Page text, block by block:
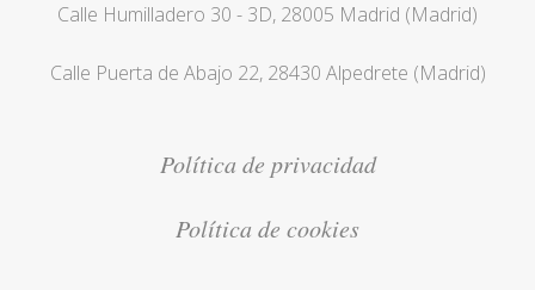
Calle Humilladero 30 - 3D, 28005 Madrid (Madrid)
Calle Puerta de Abajo 22, 28430 Alpedrete (Madrid)
Política de privacidad
Política de cookies